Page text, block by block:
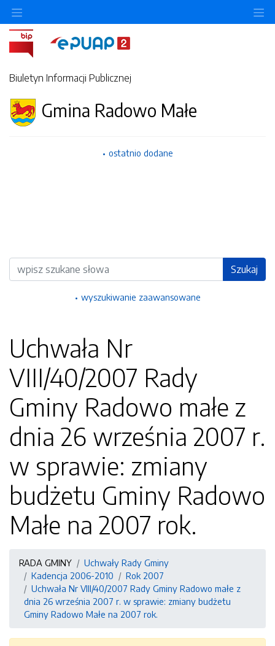
Biuletyn Informacji Publicznej
Gmina Radowo Małe
ostatnio dodane
Wyszukiwarka Szukaj
wyszukiwanie zaawansowane
Uchwała Nr
VIII/40/2007 Rady
Gminy Radowo małe z
dnia 26 września 2007 r.
w sprawie: zmiany
budżetu Gminy Radowo
Małe na 2007 rok.
RADA GMINY
Uchwały Rady Gminy
Kadencja 2006-2010
Rok 2007
Uchwała Nr VIII/40/2007 Rady Gminy Radowo małe z
dnia 26 września 2007 r. w sprawie: zmiany budżetu
Gminy Radowo Małe na 2007 rok.